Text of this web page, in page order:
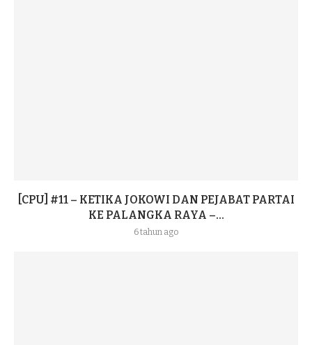
[CPU] #11 – KETIKA JOKOWI DAN PEJABAT PARTAI
KE PALANGKA RAYA –...
6 tahun ago